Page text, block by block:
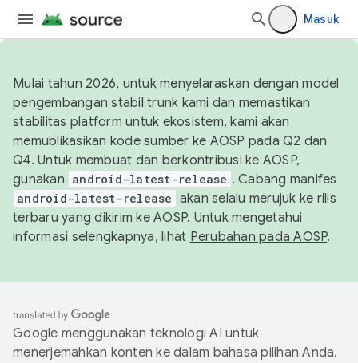
Masuk
Mulai tahun 2026, untuk menyelaraskan dengan model
pengembangan stabil trunk kami dan memastikan
stabilitas platform untuk ekosistem, kami akan
memublikasikan kode sumber ke AOSP pada Q2 dan
Q4. Untuk membuat dan berkontribusi ke AOSP,
gunakan android-latest-release . Cabang manifes
android-latest-release akan selalu merujuk ke rilis
terbaru yang dikirim ke AOSP. Untuk mengetahui
informasi selengkapnya, lihat Perubahan pada AOSP.
Google menggunakan teknologi AI untuk
menerjemahkan konten ke dalam bahasa pilihan Anda.